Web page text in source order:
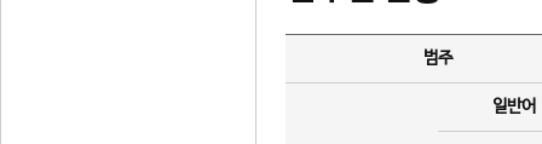
범주
일반어